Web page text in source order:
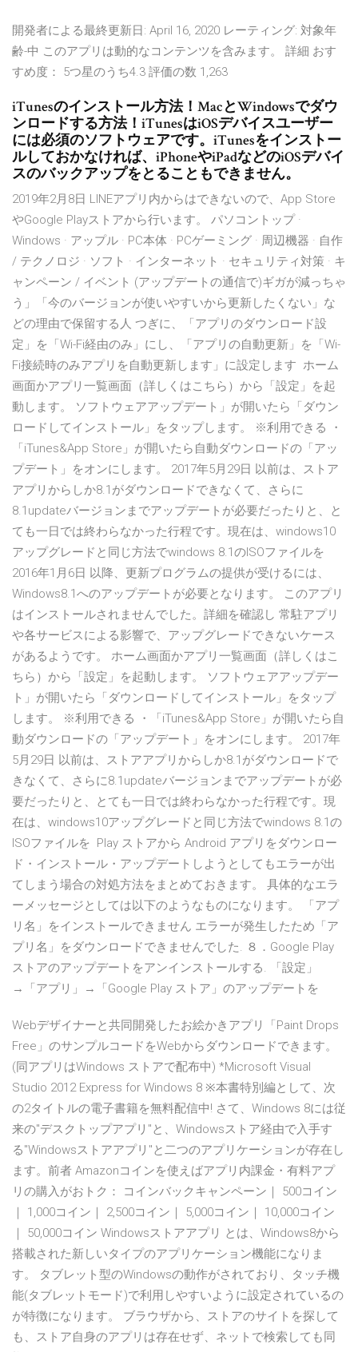
開発者による最終更新日: April 16, 2020 レーティング: 対象年
齢-中 このアプリは動的なコンテンツを含みます。 詳細 おす
すめ度： 5つ星のうち4.3 評価の数 1,263
iTunesのインストール方法！MacとWindowsでダウ
ンロードする方法！iTunesはiOSデバイスユーザー
には必須のソフトウェアです。iTunesをインストー
ルしておかなければ、iPhoneやiPadなどのiOSデバイ
スのバックアップをとることもできません。
2019年2月8日 LINEアプリ内からはできないので、App Store
やGoogle Playストアから行います。 パソコントップ ·
Windows · アップル · PC本体 · PCゲーミング · 周辺機器 · 自作
/ テクノロジ · ソフト · インターネット · セキュリティ対策 · キ
ャンペーン / イベント (アップデートの通信で)ギガが減っちゃ
う」「今のバージョンが使いやすいから更新したくない」な
どの理由で保留する人 つぎに、「アプリのダウンロード設
定」を「Wi-Fi経由のみ」にし、「アプリの自動更新」を「Wi-
Fi接続時のみアプリを自動更新します」に設定します ホーム
画面かアプリ一覧画面（詳しくはこちら）から「設定」を起
動します。 ソフトウェアアップデート」が開いたら「ダウン
ロードしてインストール」をタップします。 ※利用できる ・
「‎iTunes&App Store」が開いたら自動ダウンロードの「アッ
プデート」をオンにします。 2017年5月29日 以前は、ストア
アプリからしか8.1がダウンロードできなくて、さらに
8.1updateバージョンまでアップデートが必要だったりと、と
ても一日では終わらなかった行程です。現在は、windows10
アップグレードと同じ方法でwindows 8.1のISOファイルを
2016年1月6日 以降、更新プログラムの提供が受けるには、
Windows8.1へのアップデートが必要となります。 このアプリ
はインストールされませんでした。詳細を確認し 常駐アプリ
や各サービスによる影響で、アップグレードできないケース
があるようです。 ホーム画面かアプリ一覧画面（詳しくはこ
ちら）から「設定」を起動します。 ソフトウェアアップデー
ト」が開いたら「ダウンロードしてインストール」をタップ
します。 ※利用できる ・「‎iTunes&App Store」が開いたら自
動ダウンロードの「アップデート」をオンにします。 2017年
5月29日 以前は、ストアアプリからしか8.1がダウンロードで
きなくて、さらに8.1updateバージョンまでアップデートが必
要だったりと、とても一日では終わらなかった行程です。現
在は、windows10アップグレードと同じ方法でwindows 8.1の
ISOファイルを Play ストアから Android アプリをダウンロー
ド・インストール・アップデートしようとしてもエラーが出
てしまう場合の対処方法をまとめておきます。 具体的なエラ
ーメッセージとしては以下のようなものになります。 「アプ
リ名」をインストールできません エラーが発生したため「ア
プリ名」をダウンロードできませんでした. ８．Google Play
ストアのアップデートをアンインストールする. 「設定」
→「アプリ」→「Google Play ストア」のアップデートを
Webデザイナーと共同開発したお絵かきアプリ「Paint Drops
Free」のサンプルコードをWebからダウンロードできます。
(同アプリはWindows ストアで配布中) *Microsoft Visual
Studio 2012 Express for Windows 8 ※本書特別編として、次
の2タイトルの電子書籍を無料配信中! さて、Windows 8には従
来の"デスクトップアプリ"と、Windowsストア経由で入手す
る"Windowsストアアプリ"と二つのアプリケーションが存在し
ます。前者 Amazonコインを使えばアプリ内課金・有料アプ
リの購入がおトク： コインバックキャンペーン｜ 500コイン
｜ 1,000コイン｜ 2,500コイン｜ 5,000コイン｜ 10,000コイン
｜ 50,000コイン Windowsストアアプリ とは、Windows8から
搭載された新しいタイプのアプリケーション機能になりま
す。 タブレット型のWindowsの動作がされており、タッチ機
能(タブレットモード)で利用しやすいように設定されているの
が特徴になります。 ブラウザから、ストアのサイトを探して
も、ストア自身のアプリは存在せず、ネットで検索しても同